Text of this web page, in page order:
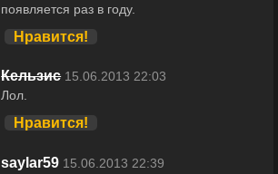
появляется раз в году.
Нравится!
Кельзис 15.06.2013 22:03
Лол.
Нравится!
saylar59 15.06.2013 22:39